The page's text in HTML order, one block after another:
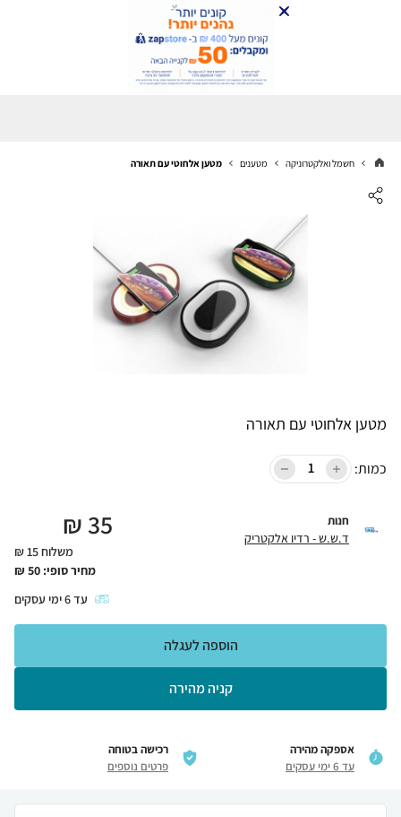
חשמל ואלקטרוניקה מטענים מטען אלחוטי עם תאורה
מטען אלחוטי עם תאורה
כמות:
חנות
ד.ש.ש - רדיו אלקטריק 35
₪
משלוח 15 ₪
מחיר סופי: 50
₪
עד6ימי עסקים
קניה מהירה
הוספה לעגלה
אספקה מהירה
עד 6 ימי עסקים
רכישה בטוחה
פרטים נוספים